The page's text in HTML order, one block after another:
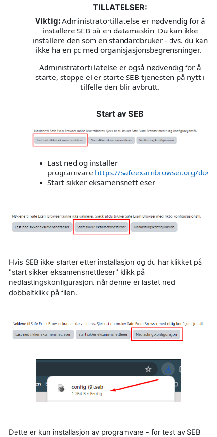
TILLATELSER:
Viktig:Administratortillatelse er nødvendig for å
installere SEB på en datamaskin. Du kan ikke
installere den som en standardbruker - dvs. du kan
ikke ha en pc med organisjasjonsbegrensninger.
Administratortillatelse er også nødvendig for å
starte, stoppe eller starte SEB-tjenesten på nytt i
tilfelle den blir avbrutt.
Start av SEB
Last ned og installer
programvare https://safeexambrowser.org/
Start sikker eksamensnettleser
Hvis SEB ikke starter etter installasjon og du har klikket på
"start sikker eksamensnettleser" klikk på
nedlastingskonfigurasjon. når denne er lastet ned
dobbeltklikk på filen.
Dette er kun installasjon av programvare - for test av SEB